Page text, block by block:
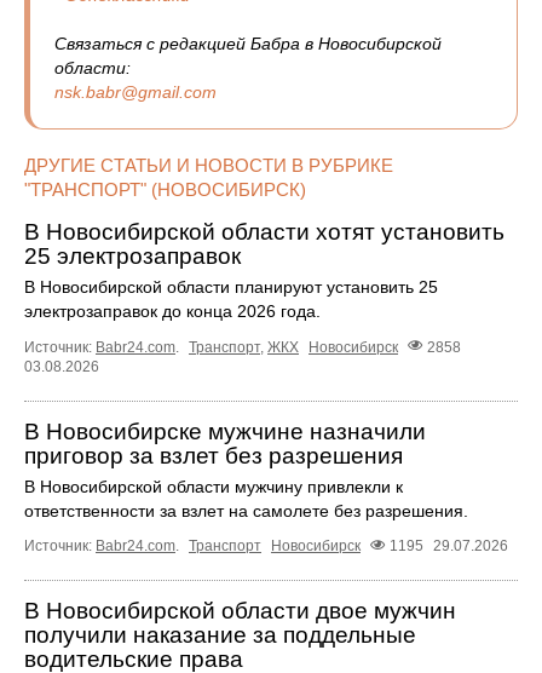
Связаться с редакцией Бабра в Новосибирской
области:
nsk.babr@gmail.com
ДРУГИЕ СТАТЬИ И НОВОСТИ В РУБРИКЕ
"ТРАНСПОРТ" (НОВОСИБИРСК)
В Новосибирской области хотят установить
25 электрозаправок
В Новосибирской области планируют установить 25
электрозаправок до конца 2026 года.
Источник: Babr24.com Транспорт, ЖКХ Новосибирск
2858
03.08.2026
В Новосибирске мужчине назначили
приговор за взлет без разрешения
В Новосибирской области мужчину привлекли к
ответственности за взлет на самолете без разрешения.
Источник: Babr24.com Транспорт Новосибирск 1195 29.07.2026
В Новосибирской области двое мужчин
получили наказание за поддельные
водительские права